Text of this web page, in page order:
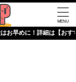
！詳細は【おすすめ